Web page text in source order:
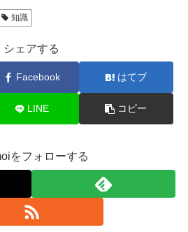
知識
シェアする
Facebook はてブ
LINE コピー
をフォローする